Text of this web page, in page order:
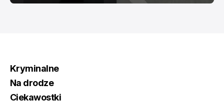
Kryminalne
Na drodze
Ciekawostki